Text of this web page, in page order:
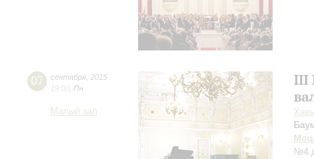
07 сентября 2015
19:00 Пн
Малый зал
III
№4